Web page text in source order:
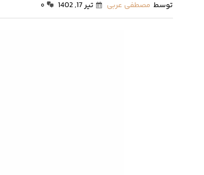
توسط مصطفی عربی تیر 17, 1402 ۰